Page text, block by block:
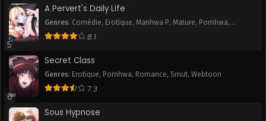
5
A Pervert's Daily Life
Genres: Comédie, Erotique, Manhwa P, Mature, Pornhwa,
Romance,Slice of Life
8.1
6
Secret Class
Genres: Erotique, Pornhwa, Romance, Smut, Webtoon
7.3
Sous Hypnose